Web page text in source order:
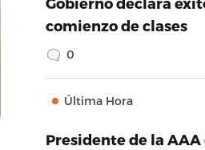
comienzo de clases
0
Última Hora
Presidente de la AAA